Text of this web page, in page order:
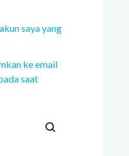
saya yang
ke email
saat